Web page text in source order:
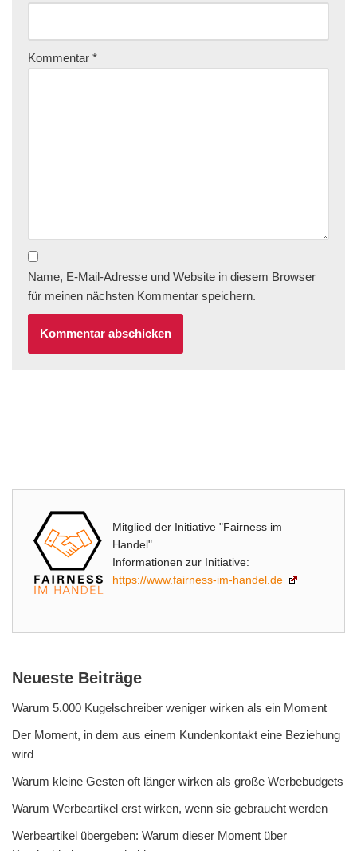
Kommentar *
Name, E-Mail-Adresse und Website in diesem Browser
für meinen nächsten Kommentar speichern.
Mitglied der Initiative "Fairness im
Handel".
Informationen zur Initiative:
https://www.fairness-im-handel.de
Neueste Beiträge
Warum 5.000 Kugelschreiber weniger wirken als ein Moment
Der Moment, in dem aus einem Kundenkontakt eine Beziehung
wird
Warum kleine Gesten oft länger wirken als große Werbebudgets
Warum Werbeartikel erst wirken, wenn sie gebraucht werden
Werbeartikel übergeben: Warum dieser Moment über